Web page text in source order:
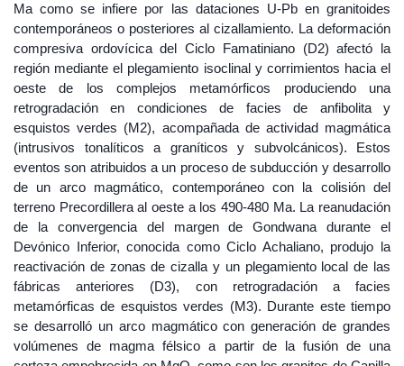
Ma como se infiere por las dataciones U-Pb en granitoides
contemporáneos o posteriores al cizallamiento. La deformación
compresiva ordovícica del Ciclo Famatiniano (D2) afectó la
región mediante el plegamiento isoclinal y corrimientos hacia el
oeste de los complejos metamórficos produciendo una
retrogradación en condiciones de facies de anfibolita y
esquistos verdes (M2), acompañada de actividad magmática
(intrusivos tonalíticos a graníticos y subvolcánicos). Estos
eventos son atribuidos a un proceso de subducción y desarrollo
de un arco magmático, contemporáneo con la colisión del
terreno Precordillera al oeste a los 490-480 Ma. La reanudación
de la convergencia del margen de Gondwana durante el
Devónico Inferior, conocida como Ciclo Achaliano, produjo la
reactivación de zonas de cizalla y un plegamiento local de las
fábricas anteriores (D3), con retrogradación a facies
metamórficas de esquistos verdes (M3). Durante este tiempo
se desarrolló un arco magmático con generación de grandes
volúmenes de magma félsico a partir de la fusión de una